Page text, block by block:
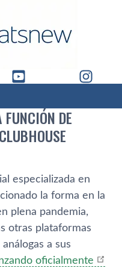
DE
especializada en
la forma en la
plena pandemia,
otras plataformas
a sus
oficialmente